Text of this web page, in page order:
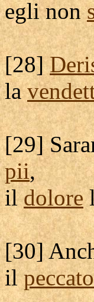
egli non
[28]
la
[29]
pii,
ildolore
[30]
il